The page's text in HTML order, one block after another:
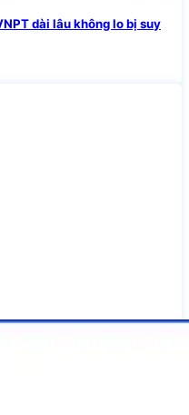
dài lâu không lo bị suy